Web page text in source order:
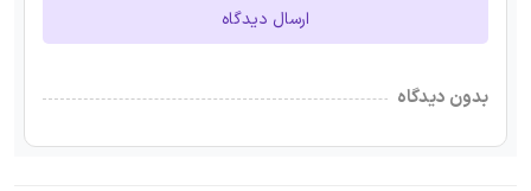
ارسال دیدگاه
بدون دیدگاه